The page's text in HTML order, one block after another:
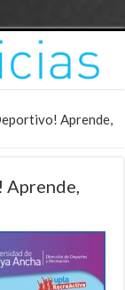
Aprende,
Aprende,